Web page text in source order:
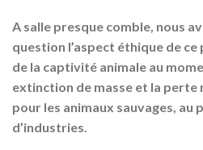
A salle presque comble, nous
question l’aspect éthique de
de la captivité animale au
extinction de masse et la perte
pour les animaux sauvages, au
d’industries.